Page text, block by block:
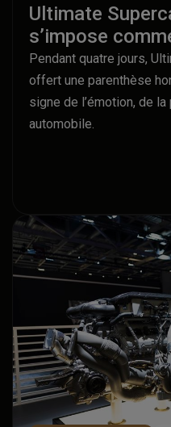
Ultimate
s’impose
Pendant quatre jours,
offert une parenthèse
signe de l’émotion, de
automobile.